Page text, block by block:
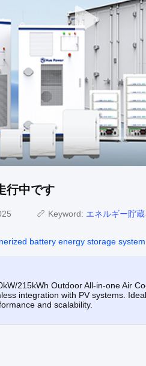
行中です
Keyword: エネルギー貯
battery energy storage system
215kWh Outdoor All-in-one Air
integration with PV systems.
and scalability.